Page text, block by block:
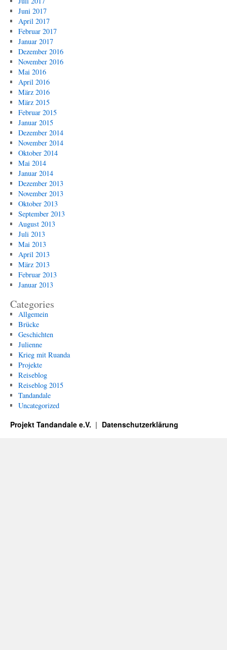
Juni 2017
April 2017
Februar 2017
Januar 2017
Dezember 2016
November 2016
Mai 2016
April 2016
März 2016
März 2015
Februar 2015
Januar 2015
Dezember 2014
November 2014
Oktober 2014
Mai 2014
Januar 2014
Dezember 2013
November 2013
Oktober 2013
September 2013
August 2013
Juli 2013
Mai 2013
April 2013
März 2013
Februar 2013
Januar 2013
Categories
Allgemein
Brücke
Geschichten
Julienne
Krieg mit Ruanda
Projekte
Reiseblog
Reiseblog 2015
Tandandale
Uncategorized
Projekt Tandandale e.V. Datenschutzerklärung